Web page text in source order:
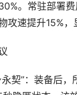
。常驻部署
攻速提升15%
契”：装备后